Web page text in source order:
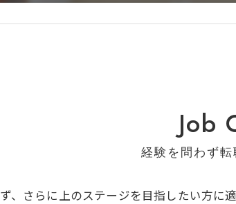
経験を問わず
Job
、さらに上のステージを目指したい方